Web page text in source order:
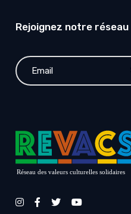
Rejoignez notre réseau
Réseau des valeurs culturelles solidaires